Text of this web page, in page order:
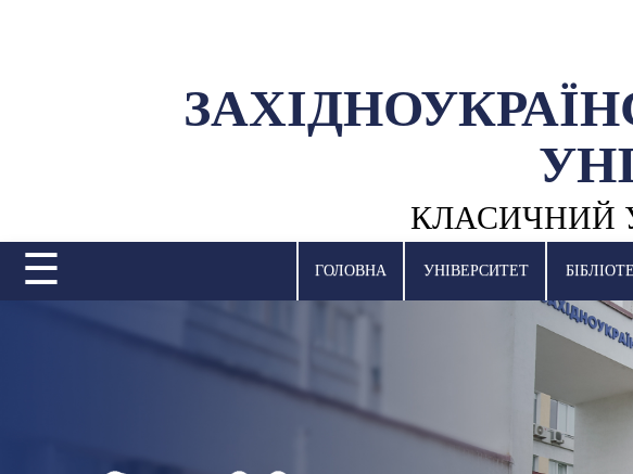
КЛАСИЧНИЙ
МІЖНАРОДНА ДІЯЛЬНІСТЬ
☰ ГОЛОВНА УНІВЕРСИТЕТ